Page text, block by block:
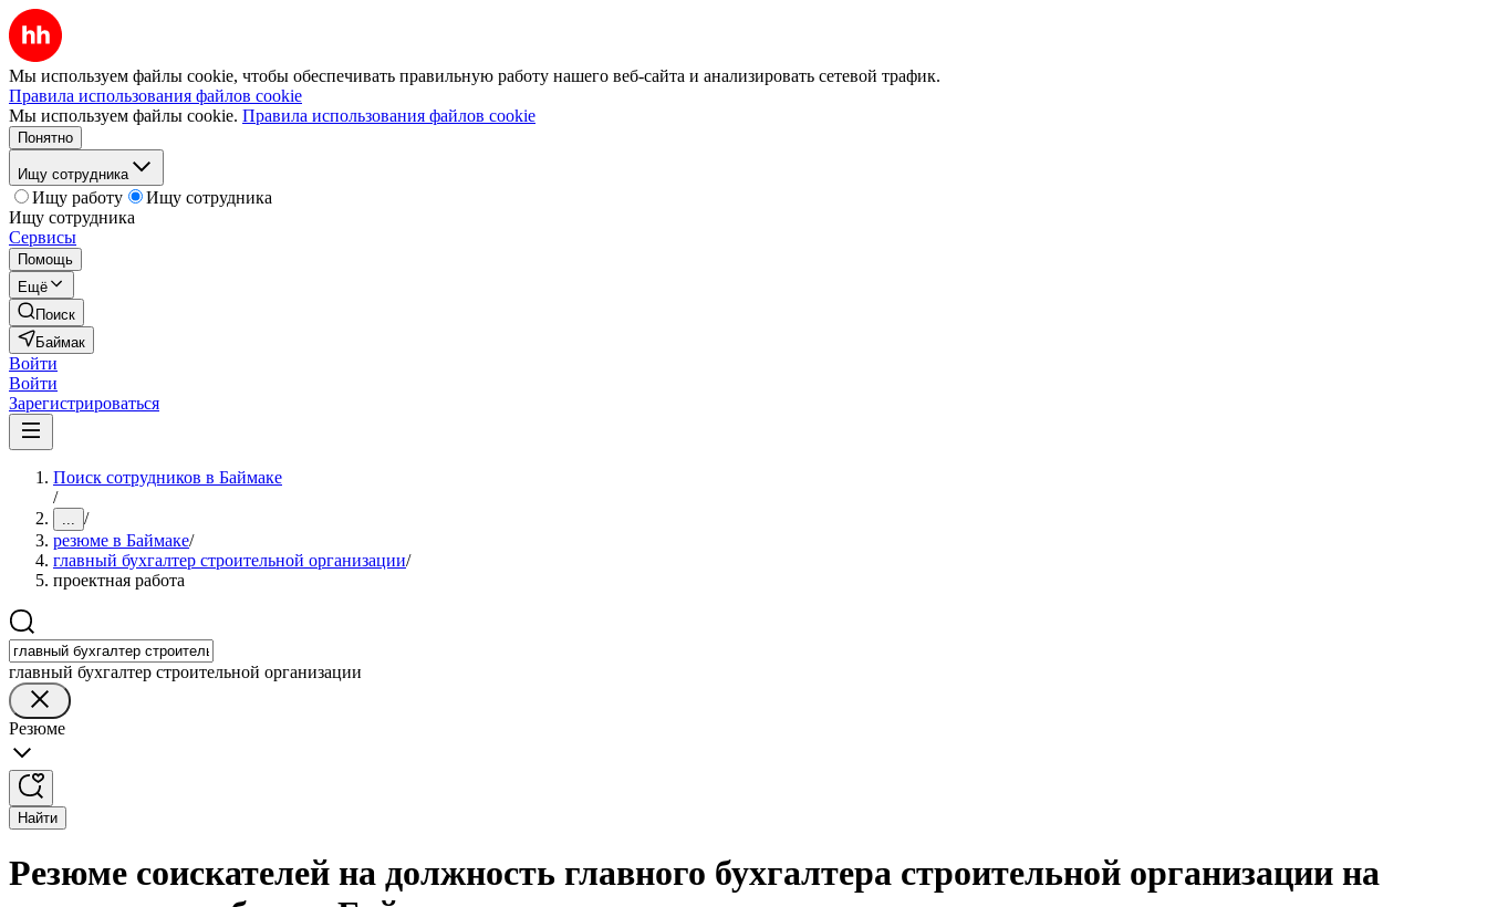
Мы используем файлы cookie, чтобы обеспечивать правильную работу нашего веб-сайта и анализировать сетевой трафик.
Правила использования файлов cookie
Мы используем файлы cookie. Правила использования файлов cookie
Понятно
Ищу сотрудника
Ищу работу
Ищу сотрудника
Ищу сотрудника
Сервисы
Помощь
Ещё
Поиск
Баймак
Войти
Войти
Зарегистрироваться
Поиск сотрудников в Баймаке
/
... /
резюме в Баймаке/
главный бухгалтер строительной организации/
проектная работа
главный бухгалтер строительной организации
Резюме
Найти
Резюме соискателей на должность главного бухгалтера строительной организации на